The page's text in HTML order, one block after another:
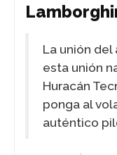
La unión
esta unión
Huracán
ponga al
auténtico